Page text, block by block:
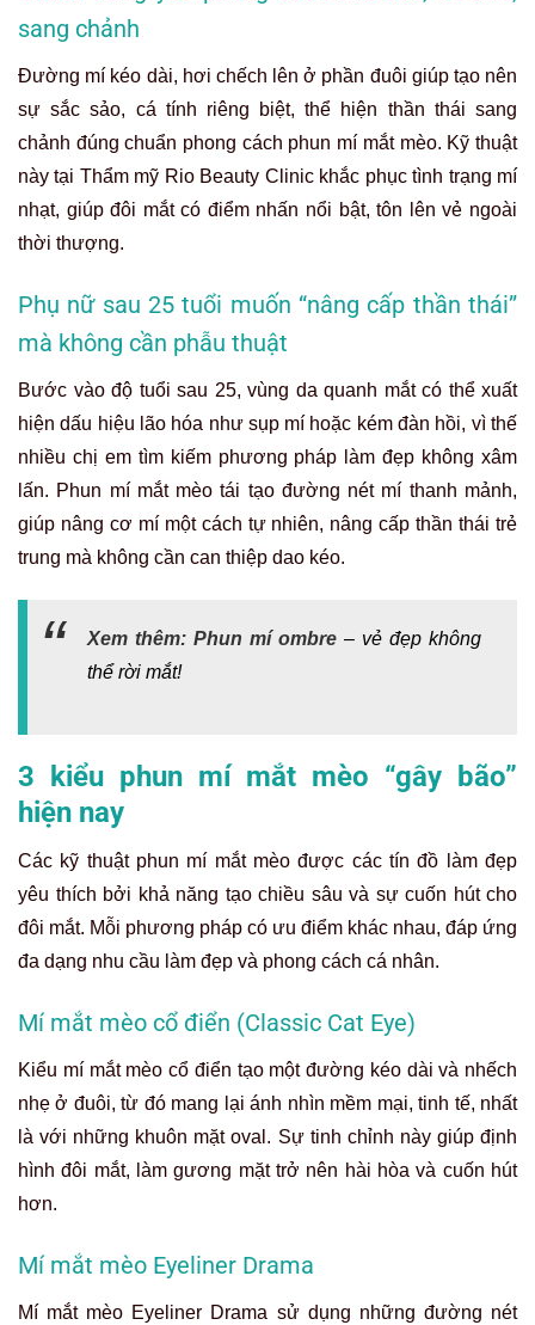
sang chảnh
Đường mí kéo dài, hơi chếch lên ở phần đuôi giúp tạo nên
sự sắc sảo, cá tính riêng biệt, thể hiện thần thái sang
chảnh đúng chuẩn phong cách phun mí mắt mèo. Kỹ thuật
này tại Thẩm mỹ Rio Beauty Clinic khắc phục tình trạng mí
nhạt, giúp đôi mắt có điểm nhấn nổi bật, tôn lên vẻ ngoài
thời thượng.
Phụ nữ sau 25 tuổi muốn “nâng cấp thần thái”
mà không cần phẫu thuật
Bước vào độ tuổi sau 25, vùng da quanh mắt có thể xuất
hiện dấu hiệu lão hóa như sụp mí hoặc kém đàn hồi, vì thế
nhiều chị em tìm kiếm phương pháp làm đẹp không xâm
lấn. Phun mí mắt mèo tái tạo đường nét mí thanh mảnh,
giúp nâng cơ mí một cách tự nhiên, nâng cấp thần thái trẻ
trung mà không cần can thiệp dao kéo.
Xem thêm: Phun mí ombre – vẻ đẹp không
thể rời mắt!
3 kiểu phun mí mắt mèo “gây bão”
hiện nay
Các kỹ thuật phun mí mắt mèo được các tín đồ làm đẹp
yêu thích bởi khả năng tạo chiều sâu và sự cuốn hút cho
đôi mắt. Mỗi phương pháp có ưu điểm khác nhau, đáp ứng
đa dạng nhu cầu làm đẹp và phong cách cá nhân.
Mí mắt mèo cổ điển (Classic Cat Eye)
Kiểu mí mắt mèo cổ điển tạo một đường kéo dài và nhếch
nhẹ ở đuôi, từ đó mang lại ánh nhìn mềm mại, tinh tế, nhất
là với những khuôn mặt oval. Sự tinh chỉnh này giúp định
hình đôi mắt, làm gương mặt trở nên hài hòa và cuốn hút
hơn.
Mí mắt mèo Eyeliner Drama
Mí mắt mèo Eyeliner Drama sử dụng những đường nét